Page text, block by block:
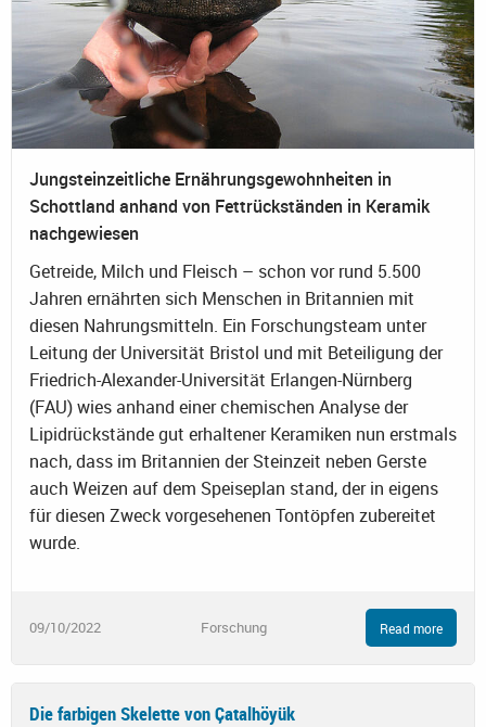
Jungsteinzeitliche Ernährungsgewohnheiten in
Schottland anhand von Fettrückständen in Keramik
nachgewiesen
Getreide, Milch und Fleisch – schon vor rund 5.500
Jahren ernährten sich Menschen in Britannien mit
diesen Nahrungsmitteln. Ein Forschungsteam unter
Leitung der Universität Bristol und mit Beteiligung der
Friedrich-Alexander-Universität Erlangen-Nürnberg
(FAU) wies anhand einer chemischen Analyse der
Lipidrückstände gut erhaltener Keramiken nun erstmals
nach, dass im Britannien der Steinzeit neben Gerste
auch Weizen auf dem Speiseplan stand, der in eigens
für diesen Zweck vorgesehenen Tontöpfen zubereitet
wurde.
09/10/2022 Forschung Read more
Die farbigen Skelette von Çatalhöyük